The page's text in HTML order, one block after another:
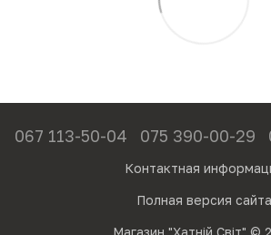
067 113-50-04 075 390-00-29
Контактная
Полная версия сайта
Магазин "Хатній Світ" ©